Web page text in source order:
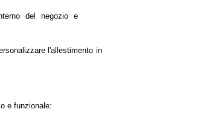
del negozio e
l'allestimento in
e funzionale: